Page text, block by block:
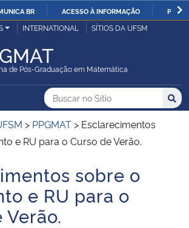
IR
BR ACESSO À INFORMAÇÃO
Pública
Exteriores
Pecuária e Abastecimento
INTERNATIONAL SÍTIOS DA UFSM
de Pós-Graduação em Matemática
Principal do Sítio
Busca
Buscar no no Sítio
Busca:
> PPGMAT > Esclarecimentos
e RU para o Curso de Verão.
sobre o
e RU para o